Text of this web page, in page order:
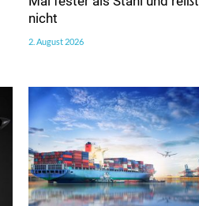
nicht
2. August 2026